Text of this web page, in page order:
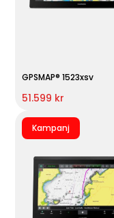
GPSMAP® 1523xsv
51.599 kr
Kampanj